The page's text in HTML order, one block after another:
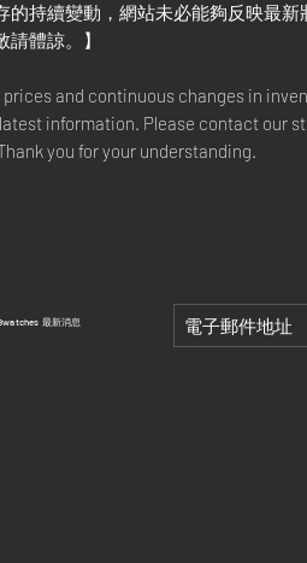
的持續變動，網站未必能夠反映最新
體諒。】
and continuous changes in
information. Please contact our
you for your understanding.
最新消息